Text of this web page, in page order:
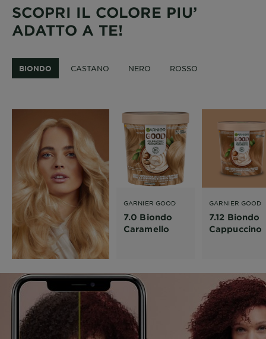
SCOPRI IL COLORE PIU’
ADATTO A TE!
BIONDO CASTANO NERO ROSSO
GARNIER GOOD
7.0 Biondo
Caramello
GARNIER GOOD
7.12 Biondo
Cappuccino